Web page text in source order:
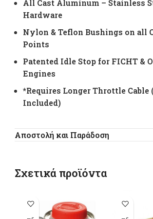
All Cast Aluminum – Stainless
Hardware
Nylon & Teflon Bushings on all
Points
Patented Idle Stop for FICHT &
Engines
*Requires Longer Throttle Cable
Included)
Αποστολή και Παράδοση
Σχετικά προϊόντα